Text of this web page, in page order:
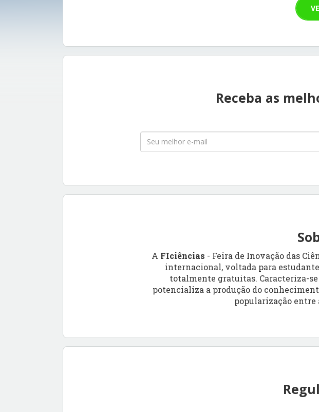
Receba as
A FIciências - Feira de Inovação das
internacional, voltada para
totalmente gratuitas. Caracteriza-
potencializa a produção do
popularização entre